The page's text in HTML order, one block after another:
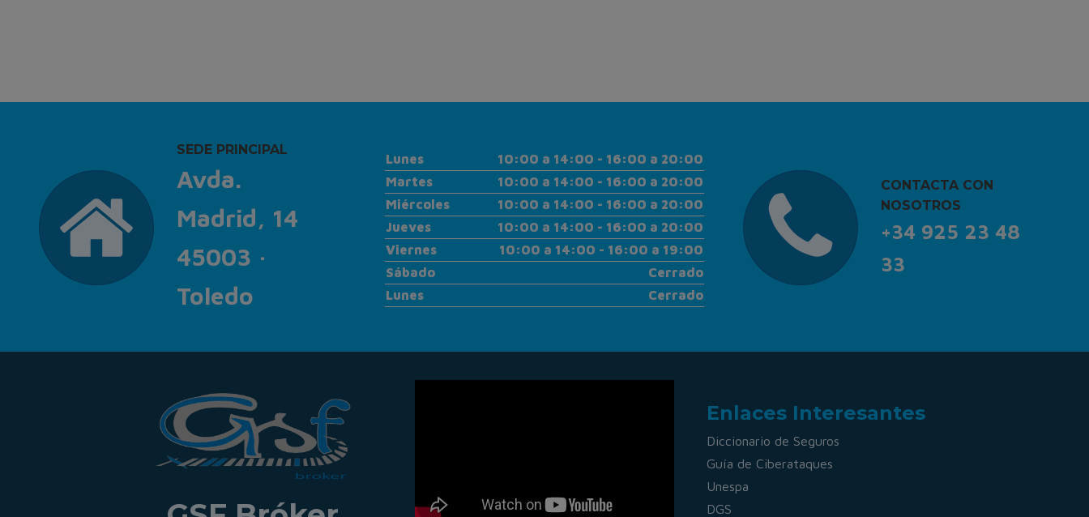
SEDE PRINCIPAL
Avda.
Madrid, 14
45003 ·
Toledo
Lunes
10:00 a 14:00 - 16:00 a 20:00
Martes
10:00 a 14:00 - 16:00 a 20:00
Miércoles
10:00 a 14:00 - 16:00 a 20:00
Jueves
10:00 a 14:00 - 16:00 a 20:00
Viernes
10:00 a 14:00 - 16:00 a 19:00
Sábado
Cerrado
Lunes
Cerrado
CONTACTA CON
NOSOTROS
+34 925 23 48
33
Enlaces Interesantes
Diccionario de Seguros
Guía de Ciberataques
Unespa
DGS